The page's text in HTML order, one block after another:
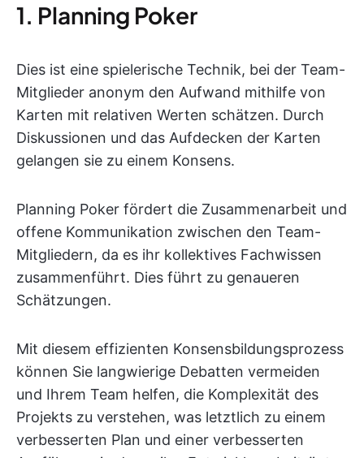
1. Planning Poker
Dies ist eine spielerische Technik, bei der Team-
Mitglieder anonym den Aufwand mithilfe von
Karten mit relativen Werten schätzen. Durch
Diskussionen und das Aufdecken der Karten
gelangen sie zu einem Konsens.
Planning Poker fördert die Zusammenarbeit und
offene Kommunikation zwischen den Team-
Mitgliedern, da es ihr kollektives Fachwissen
zusammenführt. Dies führt zu genaueren
Schätzungen.
Mit diesem effizienten Konsensbildungsprozess
können Sie langwierige Debatten vermeiden
und Ihrem Team helfen, die Komplexität des
Projekts zu verstehen, was letztlich zu einem
verbesserten Plan und einer verbesserten